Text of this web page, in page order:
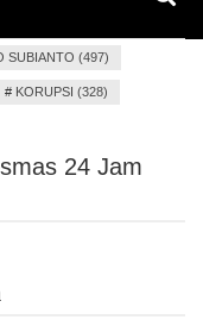
SUBIANTO (497)
# KORUPSI (328)
24 Jam